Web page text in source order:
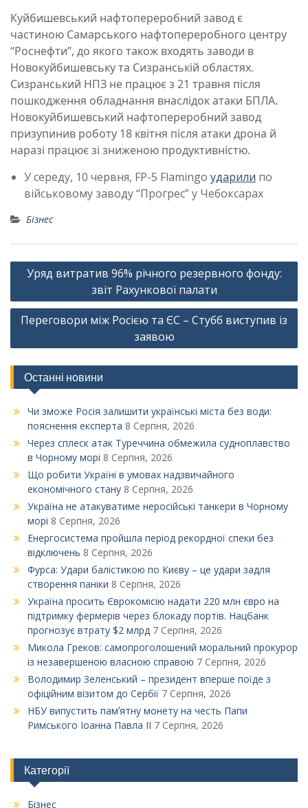
Куйбишевський нафтопереробний завод є
частиною Самарського нафтопереробного центру
“Роснефти”, до якого також входять заводи в
Новокуйбишевську та Сизранській областях.
Сизранський НПЗ не працює з 21 травня після
пошкодження обладнання внаслідок атаки БПЛА.
Новокуйбишевський нафтопереробний завод
призупинив роботу 18 квітня після атаки дрона й
наразі працює зі зниженою продуктивністю.
У середу, 10 червня, FP-5 Flamingo ударили по
військовому заводу “Прогрес” у Чебоксарах
Бізнес
Навігація
записів
Уряд витратив 96% річного резервного фонду:
звіт Рахункової палати
Переговори між Росією та ЄС – Стубб виступив із
заявою
Останні новини
Чи зможе Росія залишити українські міста без води:
пояснення експерта 8 Серпня, 2026
Через сплеск атак Туреччина обмежила судноплавство
в Чорному морі 8 Серпня, 2026
Що робити Україні в умовах надзвичайного
економічного стану 8 Серпня, 2026
Україна не атакуватиме неросійські танкери в Чорному
морі 8 Серпня, 2026
Енергосистема пройшла період рекордної спеки без
відключень 8 Серпня, 2026
Фурса: Удари балістикою по Києву – це удари задля
створення паніки 8 Серпня, 2026
Україна просить Єврокомісію надати 220 млн євро на
підтримку фермерів через блокаду портів. Нацбанк
прогнозує втрату $2 млрд 7 Серпня, 2026
Микола Греков: самопроголошений моральний прокурор
із незавершеною власною справою 7 Серпня, 2026
Володимир Зеленський – президент вперше поїде з
офіційним візитом до Сербії 7 Серпня, 2026
НБУ випустить памʼятну монету на честь Папи
Римського Іоанна Павла ІІ 7 Серпня, 2026
Категорії
Бізнес